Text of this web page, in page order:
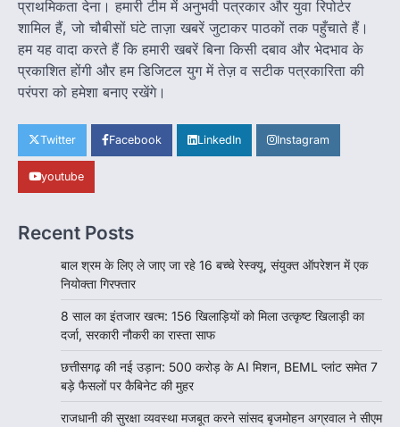
2
Jagjit Singh Grewal August 5, 2026
रायपुर। छत्तीसगढ़ के खिलाड़ियों का करीब आठ साल लंबा
इंतजार आखिरकार खत्म हो गया। राज्य…
3
बड़ी खबर
मिशन, BEML प्लांट समेत 7 बड़े फैसलों पर
कैबिनेट की मुहर
हमारे राज्य
राजधानी की सुरक्षा व्यवस्था मजबूत करने सांसद
बृजमोहन अग्रवाल ने सीएम को लिखा पत्र
Jagjit Singh Grewal August 5, 2026
कमिश्नरेट के पुनर्गठन, 660 रिक्त पद भरने और 500
अतिरिक्त पुलिसकर्मियों की तैनाती की मांग…
प्राथमिकता देना। हमारी टीम में अनुभवी पत्रकार और युवा रिपोर्टर
शामिल हैं, जो चौबीसों घंटे ताज़ा खबरें जुटाकर पाठकों तक पहुँचाते हैं।
हम यह वादा करते हैं कि हमारी खबरें बिना किसी दबाव और भेदभाव के
प्रकाशित होंगी और हम डिजिटल युग में तेज़ व सटीक पत्रकारिता की
परंपरा को हमेशा बनाए रखेंगे।
Twitter Facebook LinkedIn Instagram
youtube
Recent Posts
बाल श्रम के लिए ले जाए जा रहे 16 बच्चे रेस्क्यू, संयुक्त ऑपरेशन में एक
नियोक्ता गिरफ्तार
8 साल का इंतजार खत्म: 156 खिलाड़ियों को मिला उत्कृष्ट खिलाड़ी का
दर्जा, सरकारी नौकरी का रास्ता साफ
छत्तीसगढ़ की नई उड़ान: 500 करोड़ के AI मिशन, BEML प्लांट समेत 7
बड़े फैसलों पर कैबिनेट की मुहर
राजधानी की सुरक्षा व्यवस्था मजबूत करने सांसद बृजमोहन अग्रवाल ने सीएम